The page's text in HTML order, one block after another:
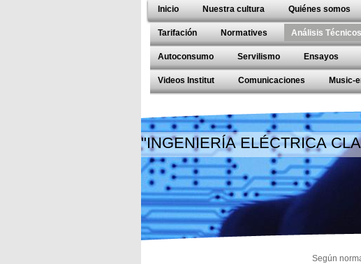
Inicio Nuestra cultura Quiénes somos
Tarifación Normatives Análisis Técnicos
Autoconsumo Servilismo Ensayos
Videos Institut Comunicaciones Music-
"INGENIERÍA ELÉCTRICA
Según